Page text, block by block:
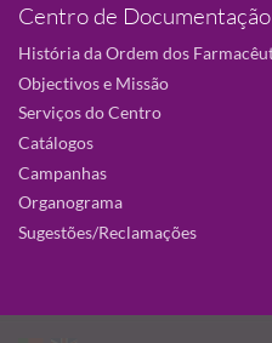
Centro de Documentação
História da Ordem dos
Objectivos e Missão
Serviços do Centro
Catálogos
Campanhas
Organograma
Sugestões/Reclamações